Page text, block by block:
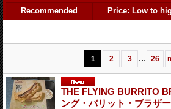
Recommended Price: Low to
1 2 3 ... 26
THE FLYING BURRITO
ング・バリット・ブラザ